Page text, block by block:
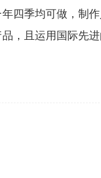
四季均可做，制
，且运用国际先